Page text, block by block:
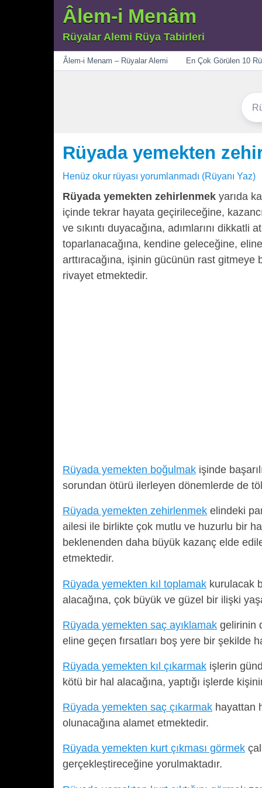
Âlem-i Menâm
Rüyalar Alemi Rüya Tabirleri
Menü
Âlem-i Menam – Rüyalar Alemi En Çok Görülen 10
Rüyada yemekten
Henüz okur rüyası yorumlanmadı (Rüyanı Yaz)
Rüyada yemekten zehirlenmek yarıda
içinde tekrar hayata geçirileceğine,
ve sıkıntı duyacağına, adımlarını
toparlanacağına, kendine geleceğine,
arttıracağına, işinin gücünün rast
rivayet etmektedir.
Rüyada yemekten boğulmak işinde
sorundan ötürü ilerleyen dönemlerde de
Rüyada yemekten zehirlenmek elindeki
ailesi ile birlikte çok mutlu ve huzurlu bir
beklenenden daha büyük kazanç elde
etmektedir.
Rüyada yemekten kıl toplamak kurulacak
alacağına, çok büyük ve güzel bir ilişki
Rüyada yemekten saç ayıklamak gelirinin
eline geçen fırsatları boş yere bir şekilde
Rüyada yemekten kıl çıkarmak işlerin
kötü bir hal alacağına, yaptığı işlerde
Rüyada yemekten saç çıkarmak hayattan
olunacağına alamet etmektedir.
Rüyada yemekten kurt çıkması görmek
gerçekleştireceğine yorulmaktadır.